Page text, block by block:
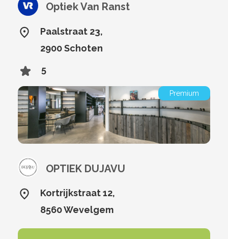
Optiek Van Ranst
Paalstraat 23,
2900 Schoten
5
Premium
OPTIEK DUJAVU
Kortrijkstraat 12,
8560 Wevelgem